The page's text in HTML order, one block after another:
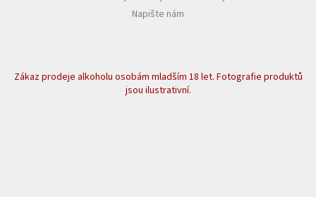
Napište nám
Zákaz prodeje alkoholu osobám mladším 18 let. Fotografie produktů
jsou ilustrativní.